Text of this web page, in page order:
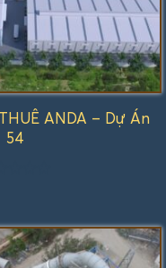
ANDA – Dự Án
54